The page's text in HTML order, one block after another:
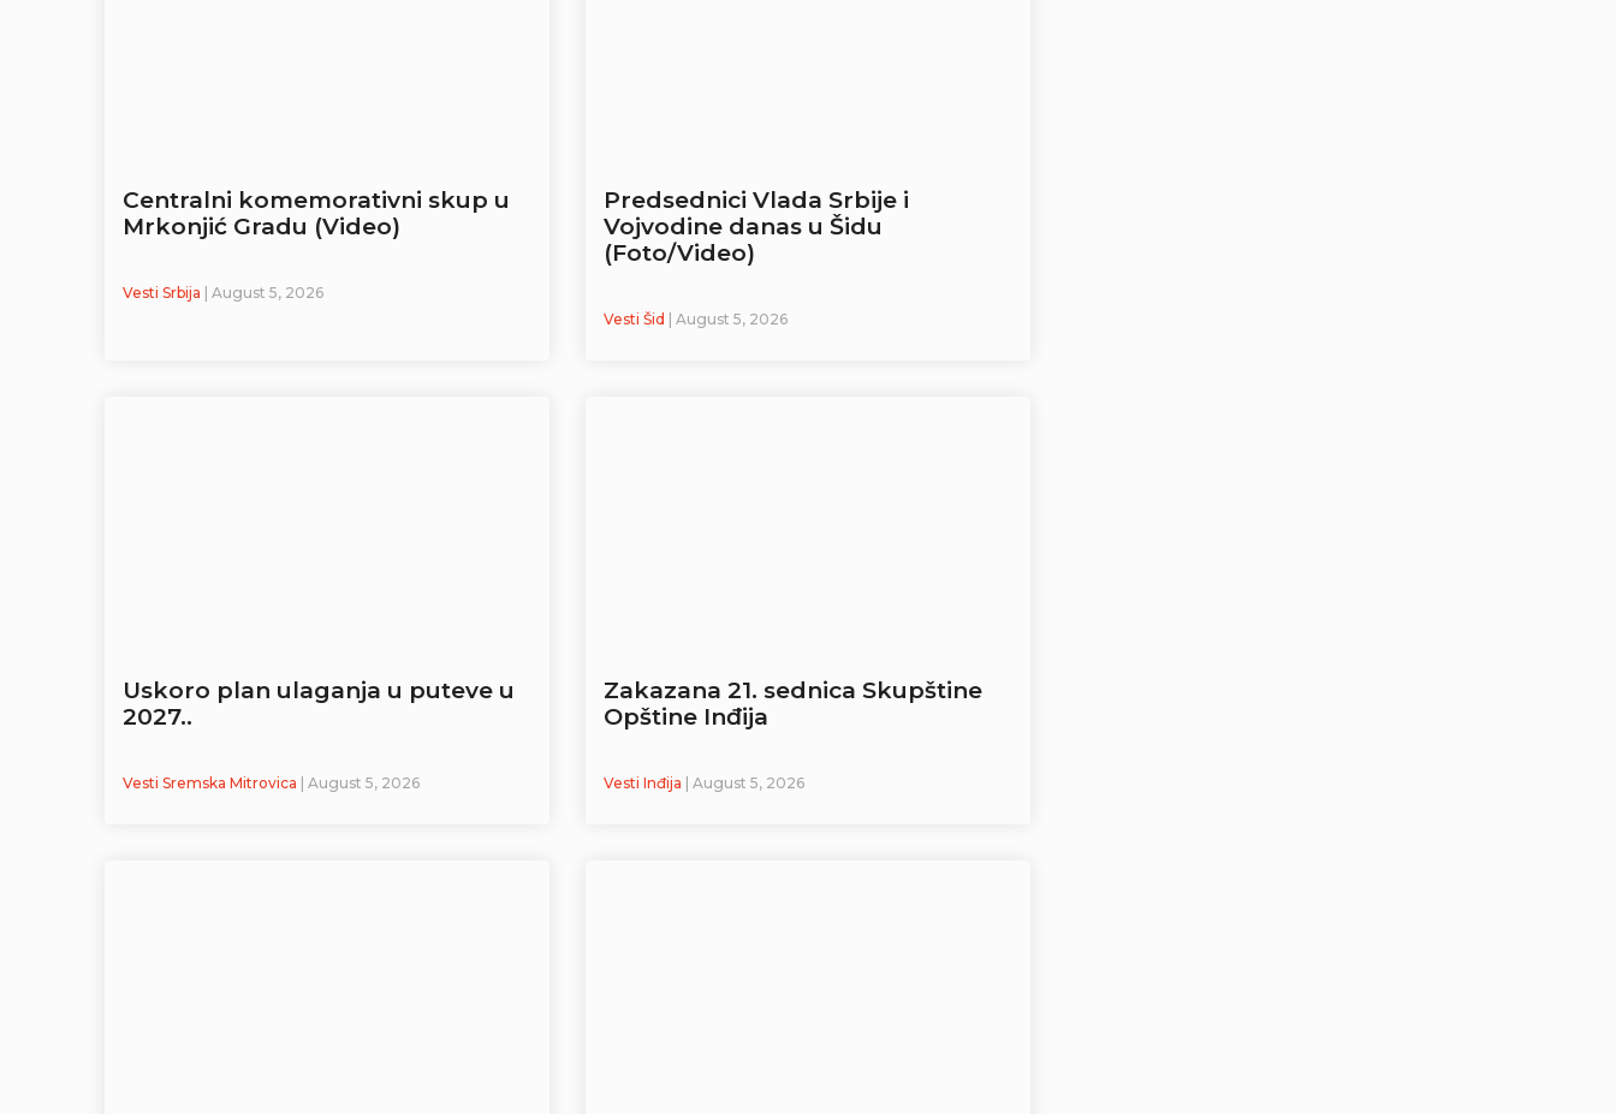
Centralni komemorativni skup u
Mrkonjić Gradu (Video)
Vesti Srbija | August 5, 2026
Predsednici Vlada Srbije i
Vojvodine danas u Šidu
(Foto/Video)
Vesti Šid | August 5, 2026
Uskoro plan ulaganja u puteve u
2027..
Vesti Sremska Mitrovica | August 5, 2026
Zakazana 21. sednica Skupštine
Opštine Inđija
Vesti Inđija | August 5, 2026